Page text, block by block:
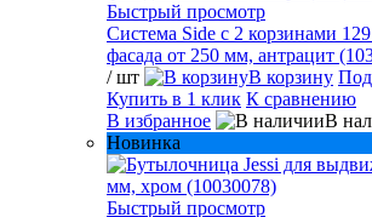
Быстрый просмотр
Система Side c 2 корзинами
фасада от 250 мм, антрацит
/ шт
В корзину
Купить в 1 клик К сравнению
В избранное
В
Новинка
Быстрый просмотр